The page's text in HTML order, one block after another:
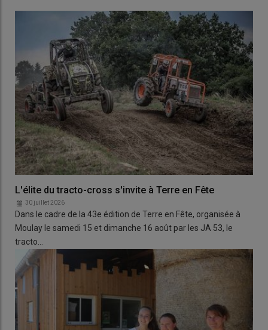
L'élite du tracto-cross s'invite à Terre en Fête
30 juillet 2026
Dans le cadre de la 43e édition de Terre en Fête, organisée à
Moulay le samedi 15 et dimanche 16 août par les JA 53, le
tracto…